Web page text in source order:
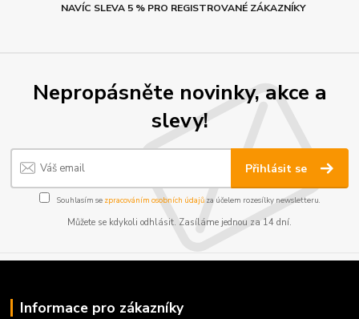
NAVÍC SLEVA 5 % PRO REGISTROVANÉ ZÁKAZNÍKY
Nepropásněte novinky, akce a
slevy!
Přihlásit se
Souhlasím se zpracováním osobních údajůza účelem rozesílky newsletteru.
Můžete se kdykoli odhlásit. Zasíláme jednou za 14 dní.
Informace pro zákazníky